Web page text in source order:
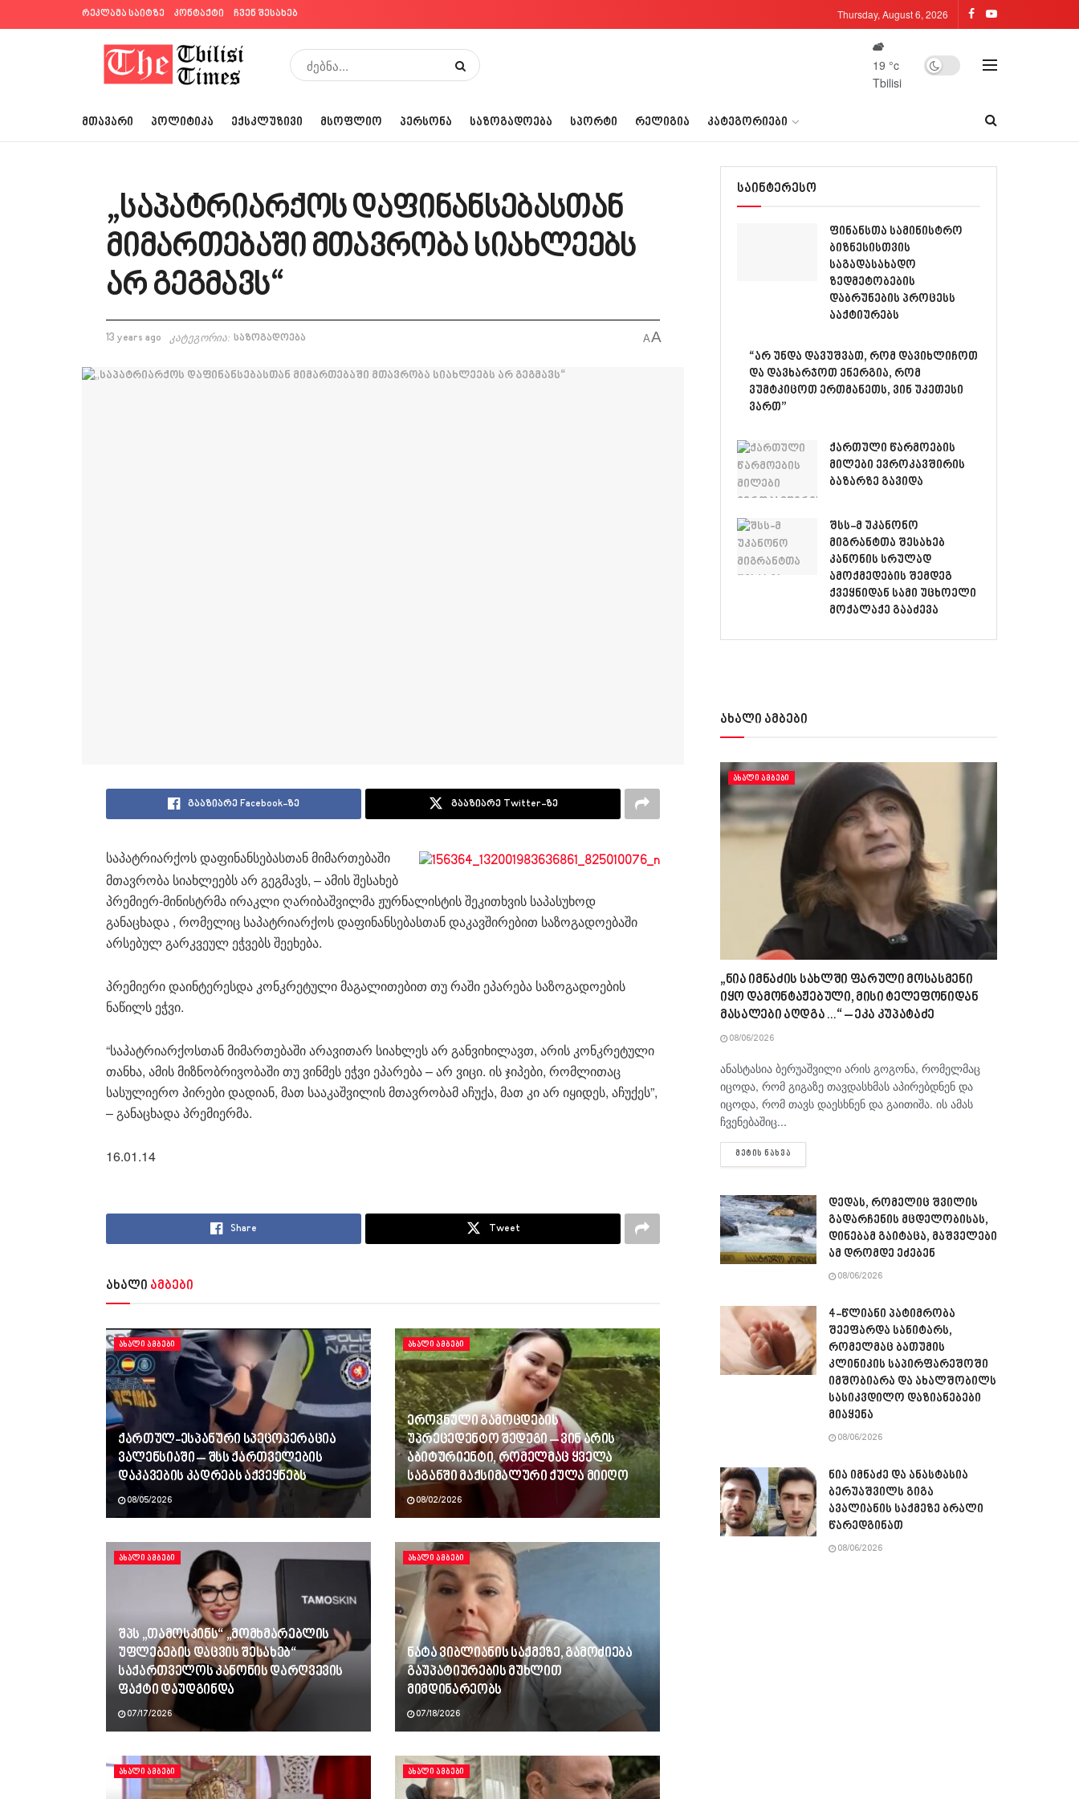
რეკლამა საიტზე კონტაქტი ჩვენ შესახებ Thursday, August 6, 2026
19 °c
Tbilisi
ᲛᲗᲐᲕᲐᲠᲘ ᲞᲝᲚᲘᲢᲘᲙᲐ ᲔᲥᲡᲙᲚᲣᲖᲘᲕᲘ ᲛᲡᲝᲤᲚᲘᲝ ᲞᲔᲠᲡᲝᲜᲐ ᲡᲐᲖᲝᲒᲐᲓᲝᲔᲑᲐ ᲡᲞᲝᲠᲢᲘ ᲠᲔᲚᲘᲒᲘᲐ ᲙᲐᲢᲔᲒᲝᲠᲘᲔᲑᲘ
„საპატრიარქოს დაფინანსებასთან
მიმართებაში მთავრობა სიახლეებს
არ გეგმავს“
13 years ago კატეგორია: საზოგადოება AA
გააზიარე Facebook-ზე გააზიარე Twitter-ზე
საპატრიარქოს დაფინანსებასთან მიმართებაში
მთავრობა სიახლეებს არ გეგმავს, – ამის შესახებ
პრემიერ-მინისტრმა ირაკლი ღარიბაშვილმა ჟურნალისტის შეკითხვის საპასუხოდ
განაცხადა , რომელიც საპატრიარქოს დაფინანსებასთან დაკავშირებით საზოგადოებაში
არსებულ გარკვეულ ეჭვებს შეეხება.
პრემიერი დაინტერესდა კონკრეტული მაგალითებით თუ რაში ეპარება საზოგადოების
ნაწილს ეჭვი.
“საპატრიარქოსთან მიმართებაში არავითარ სიახლეს არ განვიხილავთ, არის კონკრეტული
თანხა, ამის მიზნობრივობაში თუ ვინმეს ეჭვი ეპარება – არ ვიცი. ის ჯიპები, რომლითაც
სასულიერო პირები დადიან, მათ სააკაშვილის მთავრობამ აჩუქა, მათ კი არ იყიდეს, აჩუქეს”,
– განაცხადა პრემიერმა.
16.01.14
Share Tweet
ახალი ამბები
ᲐᲮᲐᲚᲘ ᲐᲛᲑᲔᲑᲘ
ქართულ-ესპანური სპეცოპერაცია
ვალენსიაში – შსს ქართველების
დაკავების კადრებს აქვეყნებს
08/05/2026
ᲐᲮᲐᲚᲘ ᲐᲛᲑᲔᲑᲘ
ეროვნული გამოცდების
უპრეცედენტო შედეგი – ვინ არის
აბიტურიენტი, რომელმაც ყველა
საგანში მაქსიმალური ქულა მიიღო
08/02/2026
ᲐᲮᲐᲚᲘ ᲐᲛᲑᲔᲑᲘ
შპს „თამოსკინს“ „მომხმარებლის
უფლებების დაცვის შესახებ“
საქართველოს კანონის დარღვევის
ფაქტი დაუდგინდა
07/17/2026
ᲐᲮᲐᲚᲘ ᲐᲛᲑᲔᲑᲘ
ნატა ვიბლიანის საქმეზე, გამოძიება
გაუპატიურების მუხლით
მიმდინარეობს
07/18/2026
ᲐᲮᲐᲚᲘ ᲐᲛᲑᲔᲑᲘ ᲐᲮᲐᲚᲘ ᲐᲛᲑᲔᲑᲘ
საინტერესო
ფინანსთა სამინისტრო
ბიზნესისთვის
საგადასახადო
ზედმეტობების
დაბრუნების პროცესს
ააქტიურებს
“არ უნდა დავუშვათ, რომ დავიხლიჩოთ
და დავხარჯოთ ენერგია, რომ
ვუმტკიცოთ ერთმანეთს, ვინ უკეთესი
ვართ”
ქართული წარმოების
მილები ევროკავშირის
ბაზარზე გავიდა
შსს-მ უკანონო
მიგრანტთა შესახებ
კანონის სრულად
ამოქმედების შემდეგ
ქვეყნიდან სამი უცხოელი
მოქალაქე გააძევა
ახალი ამბები
ᲐᲮᲐᲚᲘ ᲐᲛᲑᲔᲑᲘ
„ნია იმნაძის სახლში ფარული მოსასმენი
იყო დამონტაჟებული, მისი ტელეფონიდან
მასალები აღდგა…“ – ეკა კუპატაძე
08/06/2026
ანასტასია ბერუაშვილი არის გოგონა, რომელმაც
იცოდა, რომ გიგაზე თავდასხმას აპირებდნენ და
იცოდა, რომ თავს დაესხნენ და გაითიშა. ის ამას
ჩვენებაშიც...
ᲛᲔᲢᲘᲡ ᲜᲐᲮᲕᲐ
დედას, რომელიც შვილის
გადარჩენის მცდელობისას,
დინებამ გაიტაცა, მაშველები
ამ დრომდე ეძებენ
08/06/2026
4-წლიანი პატიმრობა
შეეფარდა სანიტარს,
რომელმაც ბათუმის
კლინიკის საპირფარეშოში
იმშობიარა და ახალშობილს
სასიკვდილო დაზიანებები
მიაყენა
08/06/2026
ნია იმნაძე და ანასტასია
ბერუაშვილს გიგა
ავალიანის საქმეზე ბრალი
წარედგინათ
08/06/2026